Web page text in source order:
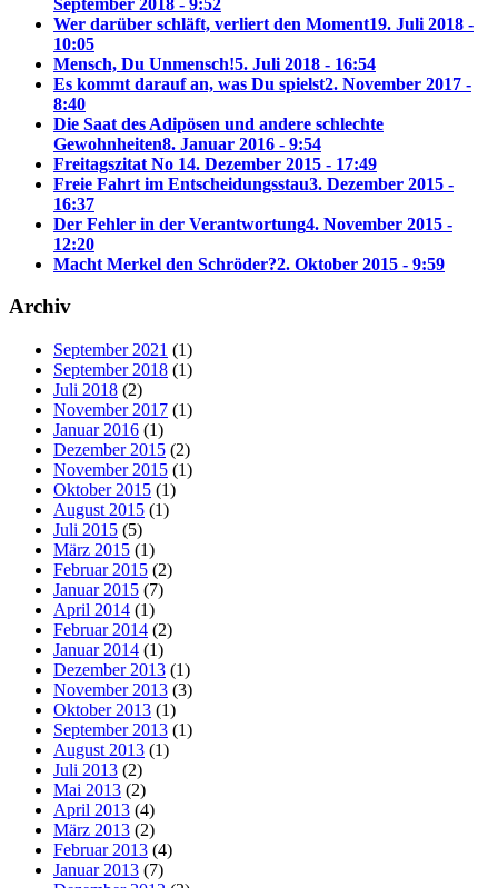
Wer darüber schläft, verliert den Moment19. Juli 2018 -
10:05
Mensch, Du Unmensch!5. Juli 2018 - 16:54
Es kommt darauf an, was Du spielst2. November 2017 -
8:40
Die Saat des Adipösen und andere schlechte
Gewohnheiten8. Januar 2016 - 9:54
Freitagszitat No 14. Dezember 2015 - 17:49
Freie Fahrt im Entscheidungsstau3. Dezember 2015 -
16:37
Der Fehler in der Verantwortung4. November 2015 -
12:20
Macht Merkel den Schröder?2. Oktober 2015 - 9:59
Archiv
September 2021 (1)
September 2018 (1)
Juli 2018 (2)
November 2017 (1)
Januar 2016 (1)
Dezember 2015 (2)
November 2015 (1)
Oktober 2015 (1)
August 2015 (1)
Juli 2015 (5)
März 2015 (1)
Februar 2015 (2)
Januar 2015 (7)
April 2014 (1)
Februar 2014 (2)
Januar 2014 (1)
Dezember 2013 (1)
November 2013 (3)
Oktober 2013 (1)
September 2013 (1)
August 2013 (1)
Juli 2013 (2)
Mai 2013 (2)
April 2013 (4)
März 2013 (2)
Februar 2013 (4)
Januar 2013 (7)